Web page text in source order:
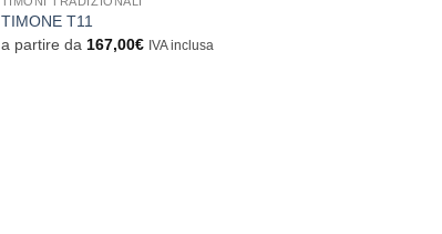
TIMONE T11
a partire da 167,00€ IVA inclusa